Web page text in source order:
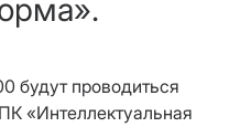
будут проводиться
«Интеллектуальная